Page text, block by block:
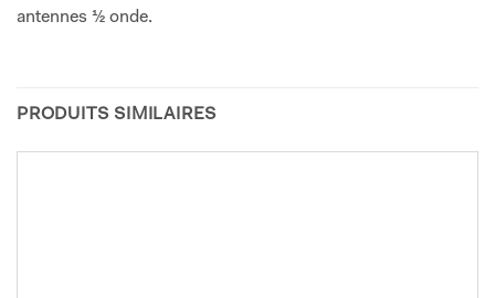
antennes ½ onde.
PRODUITS SIMILAIRES